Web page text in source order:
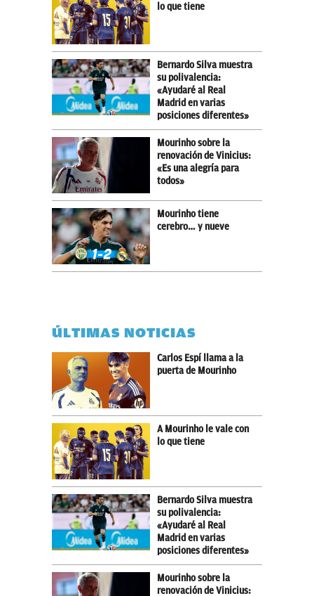
lo que tiene
Bernardo Silva muestra
su polivalencia:
«Ayudaré al Real
Madrid en varias
posiciones diferentes»
Mourinho sobre la
renovación de Vinicius:
«Es una alegría para
todos»
Mourinho tiene
cerebro… y nueve
ÚLTIMAS NOTICIAS
Carlos Espí llama a la
puerta de Mourinho
A Mourinho le vale con
lo que tiene
Bernardo Silva muestra
su polivalencia:
«Ayudaré al Real
Madrid en varias
posiciones diferentes»
Mourinho sobre la
renovación de Vinicius: